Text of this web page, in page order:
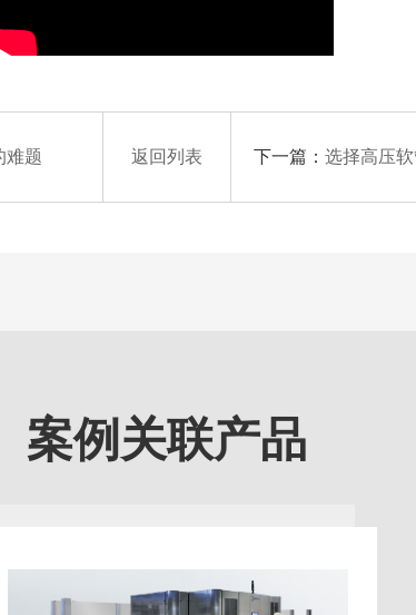
难题 返回列表 下一篇： 选择高压
案例关联产品